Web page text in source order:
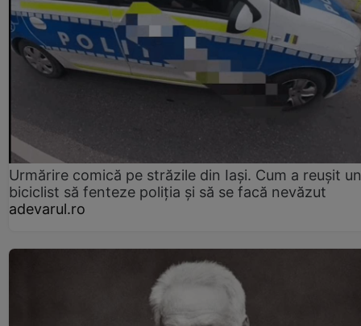
Urmărire comică pe străzile din Iași. Cum a reușit un
biciclist să fenteze poliția și să se facă nevăzut
adevarul.ro